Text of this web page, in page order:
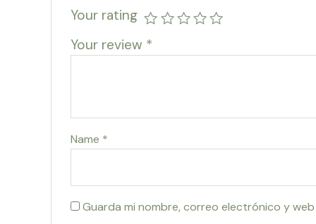
Your rating
Your review *
Name *
Guarda mi nombre, correo electrónico y